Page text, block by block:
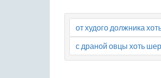
от худого должника
с драной овцы хоть